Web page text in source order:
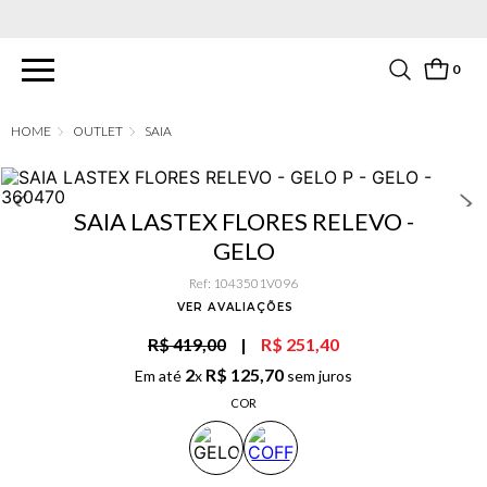
0
OUTLET SAIA
SAIA LASTEX FLORES RELEVO -
GELO
Ref: 1043501V096
VER AVALIAÇÕES
R$ 419,00 | R$ 251,40
Em até 2x R$ 125,70 sem juros
COR